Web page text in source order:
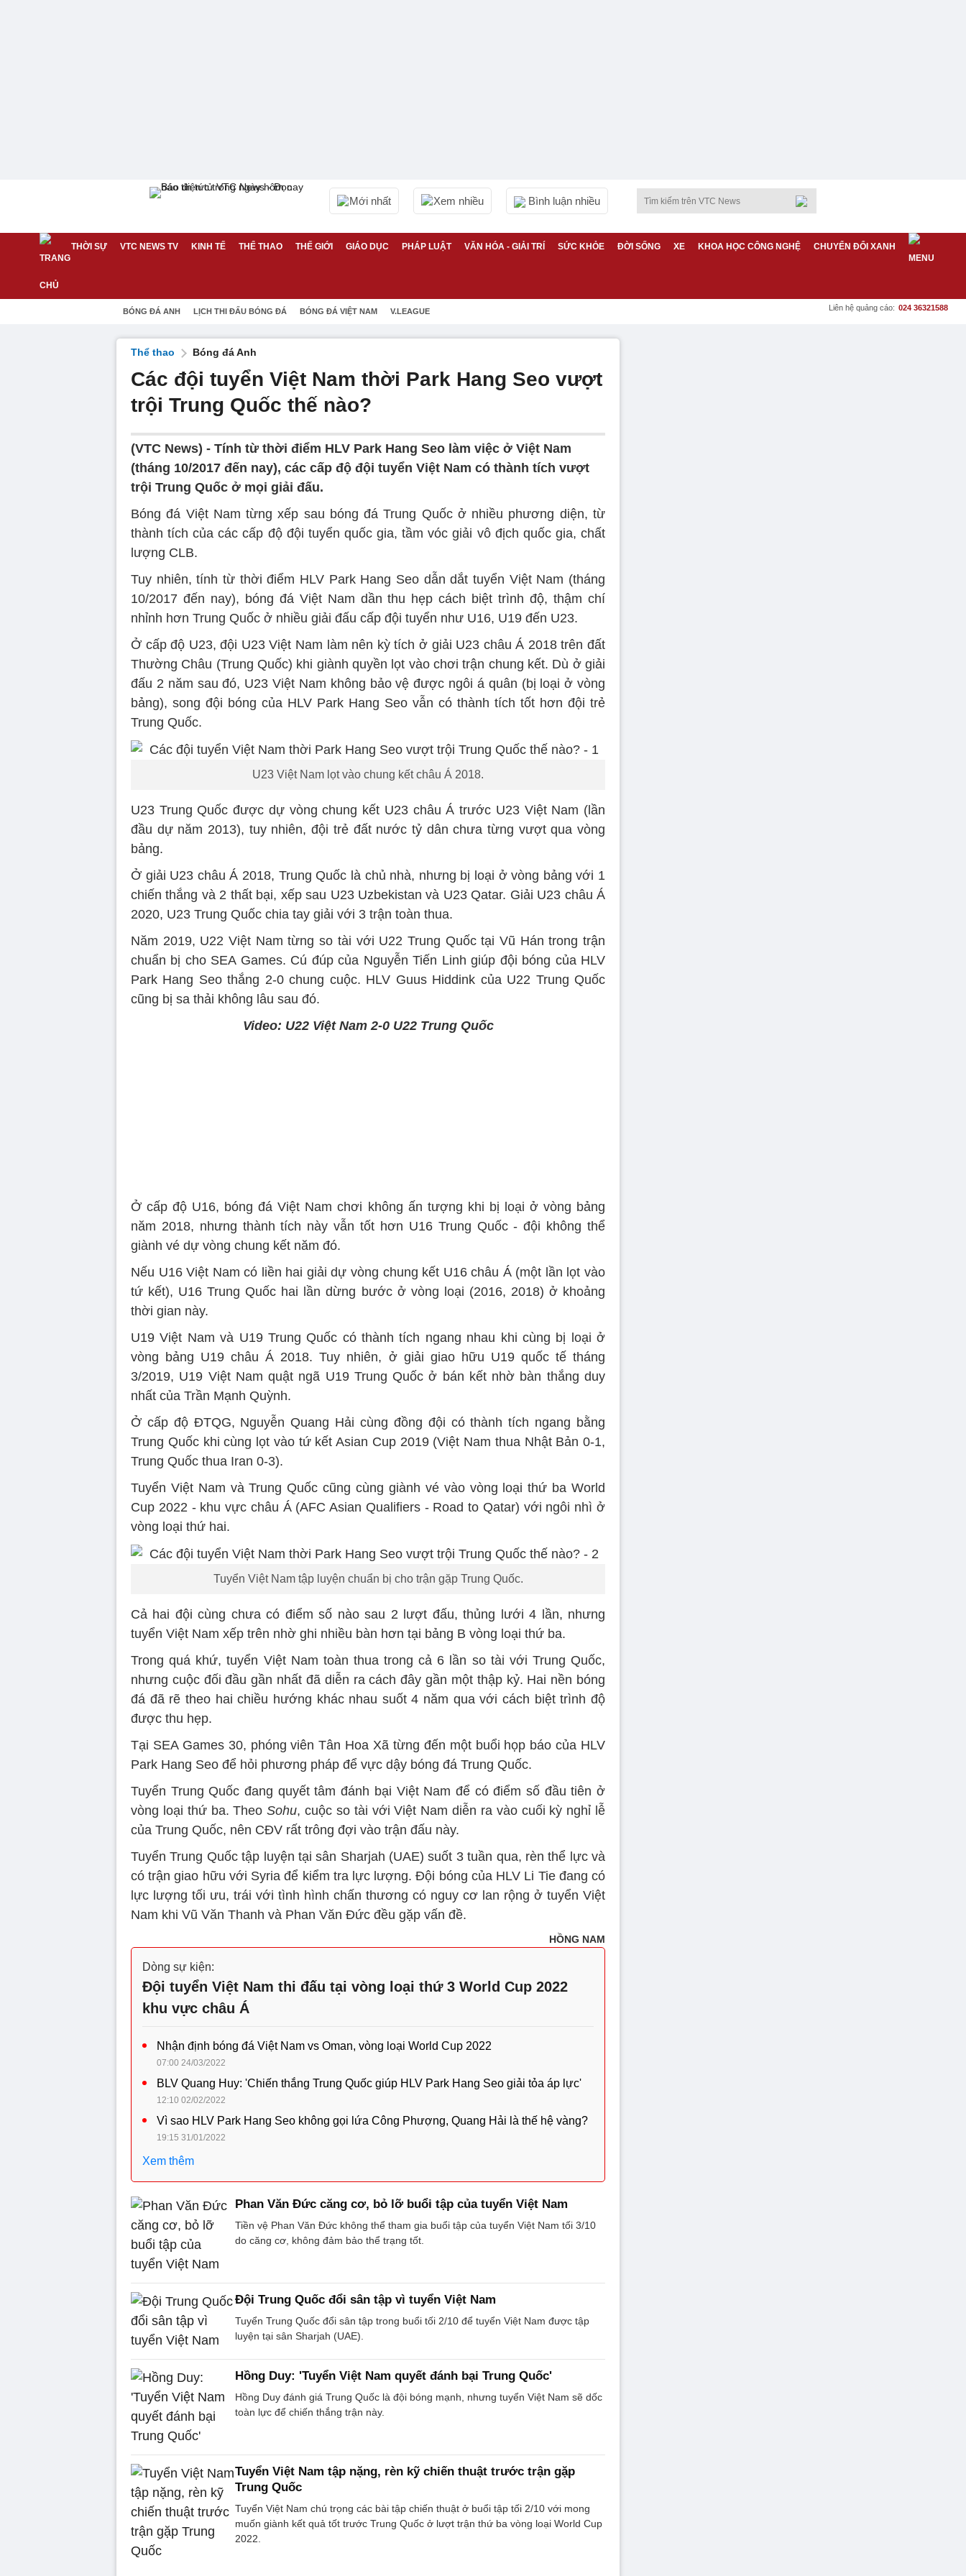
Mới nhất Xem nhiều Bình luận nhiều
THỜI SỰ VTC NEWS TV KINH TẾ THỂ THAO THẾ GIỚI GIÁO DỤC PHÁP LUẬT VĂN HÓA - GIẢI TRÍ SỨC KHỎE ĐỜI SỐNG XE KHOA HỌC CÔNG NGHỆ CHUYỂN ĐỔI XANH
BÓNG ĐÁ ANH LỊCH THI ĐẤU BÓNG ĐÁ BÓNG ĐÁ VIỆT NAM V.LEAGUE Liên hệ quảng cáo: 024 36321588
Thể thao Bóng đá Anh
Các đội tuyển Việt Nam thời Park Hang Seo vượt
trội Trung Quốc thế nào?
(VTC News) - Tính từ thời điểm HLV Park Hang Seo làm việc ở Việt Nam
(tháng 10/2017 đến nay), các cấp độ đội tuyển Việt Nam có thành tích vượt
trội Trung Quốc ở mọi giải đấu.
Bóng đá Việt Nam từng xếp sau bóng đá Trung Quốc ở nhiều phương diện, từ
thành tích của các cấp độ đội tuyển quốc gia, tầm vóc giải vô địch quốc gia, chất
lượng CLB.
Tuy nhiên, tính từ thời điểm HLV Park Hang Seo dẫn dắt tuyển Việt Nam (tháng
10/2017 đến nay), bóng đá Việt Nam dần thu hẹp cách biệt trình độ, thậm chí
nhỉnh hơn Trung Quốc ở nhiều giải đấu cấp đội tuyển như U16, U19 đến U23.
Ở cấp độ U23, đội U23 Việt Nam làm nên kỳ tích ở giải U23 châu Á 2018 trên đất
Thường Châu (Trung Quốc) khi giành quyền lọt vào chơi trận chung kết. Dù ở giải
đấu 2 năm sau đó, U23 Việt Nam không bảo vệ được ngôi á quân (bị loại ở vòng
bảng), song đội bóng của HLV Park Hang Seo vẫn có thành tích tốt hơn đội trẻ
Trung Quốc.
U23 Việt Nam lọt vào chung kết châu Á 2018.
U23 Trung Quốc được dự vòng chung kết U23 châu Á trước U23 Việt Nam (lần
đầu dự năm 2013), tuy nhiên, đội trẻ đất nước tỷ dân chưa từng vượt qua vòng
bảng.
Ở giải U23 châu Á 2018, Trung Quốc là chủ nhà, nhưng bị loại ở vòng bảng với 1
chiến thắng và 2 thất bại, xếp sau U23 Uzbekistan và U23 Qatar. Giải U23 châu Á
2020, U23 Trung Quốc chia tay giải với 3 trận toàn thua.
Năm 2019, U22 Việt Nam từng so tài với U22 Trung Quốc tại Vũ Hán trong trận
chuẩn bị cho SEA Games. Cú đúp của Nguyễn Tiến Linh giúp đội bóng của HLV
Park Hang Seo thắng 2-0 chung cuộc. HLV Guus Hiddink của U22 Trung Quốc
cũng bị sa thải không lâu sau đó.
Video: U22 Việt Nam 2-0 U22 Trung Quốc
Ở cấp độ U16, bóng đá Việt Nam chơi không ấn tượng khi bị loại ở vòng bảng
năm 2018, nhưng thành tích này vẫn tốt hơn U16 Trung Quốc - đội không thể
giành vé dự vòng chung kết năm đó.
Nếu U16 Việt Nam có liền hai giải dự vòng chung kết U16 châu Á (một lần lọt vào
tứ kết), U16 Trung Quốc hai lần dừng bước ở vòng loại (2016, 2018) ở khoảng
thời gian này.
U19 Việt Nam và U19 Trung Quốc có thành tích ngang nhau khi cùng bị loại ở
vòng bảng U19 châu Á 2018. Tuy nhiên, ở giải giao hữu U19 quốc tế tháng
3/2019, U19 Việt Nam quật ngã U19 Trung Quốc ở bán kết nhờ bàn thắng duy
nhất của Trần Mạnh Quỳnh.
Ở cấp độ ĐTQG, Nguyễn Quang Hải cùng đồng đội có thành tích ngang bằng
Trung Quốc khi cùng lọt vào tứ kết Asian Cup 2019 (Việt Nam thua Nhật Bản 0-1,
Trung Quốc thua Iran 0-3).
Tuyển Việt Nam và Trung Quốc cũng cùng giành vé vào vòng loại thứ ba World
Cup 2022 - khu vực châu Á (AFC Asian Qualifiers - Road to Qatar) với ngôi nhì ở
vòng loại thứ hai.
Tuyển Việt Nam tập luyện chuẩn bị cho trận gặp Trung Quốc.
Cả hai đội cùng chưa có điểm số nào sau 2 lượt đấu, thủng lưới 4 lần, nhưng
tuyển Việt Nam xếp trên nhờ ghi nhiều bàn hơn tại bảng B vòng loại thứ ba.
Trong quá khứ, tuyển Việt Nam toàn thua trong cả 6 lần so tài với Trung Quốc,
nhưng cuộc đối đầu gần nhất đã diễn ra cách đây gần một thập kỷ. Hai nền bóng
đá đã rẽ theo hai chiều hướng khác nhau suốt 4 năm qua với cách biệt trình độ
được thu hẹp.
Tại SEA Games 30, phóng viên Tân Hoa Xã từng đến một buổi họp báo của HLV
Park Hang Seo để hỏi phương pháp để vực dậy bóng đá Trung Quốc.
Tuyển Trung Quốc đang quyết tâm đánh bại Việt Nam để có điểm số đầu tiên ở
vòng loại thứ ba. TheoSohu, cuộc so tài với Việt Nam diễn ra vào cuối kỳ nghỉ lễ
của Trung Quốc, nên CĐV rất trông đợi vào trận đấu này.
Tuyển Trung Quốc tập luyện tại sân Sharjah (UAE) suốt 3 tuần qua, rèn thể lực và
có trận giao hữu với Syria để kiểm tra lực lượng. Đội bóng của HLV Li Tie đang có
lực lượng tối ưu, trái với tình hình chấn thương có nguy cơ lan rộng ở tuyển Việt
Nam khi Vũ Văn Thanh và Phan Văn Đức đều gặp vấn đề.
HỒNG NAM
Dòng sự kiện:
Đội tuyển Việt Nam thi đấu tại vòng loại thứ 3 World Cup 2022
khu vực châu Á
Nhận định bóng đá Việt Nam vs Oman, vòng loại World Cup 2022
07:00 24/03/2022
BLV Quang Huy: 'Chiến thắng Trung Quốc giúp HLV Park Hang Seo giải tỏa áp lực'
12:10 02/02/2022
Vì sao HLV Park Hang Seo không gọi lứa Công Phượng, Quang Hải là thế hệ vàng?
19:15 31/01/2022
Xem thêm
Phan Văn Đức căng cơ, bỏ lỡ buổi tập của tuyển Việt Nam
Tiền vệ Phan Văn Đức không thể tham gia buổi tập của tuyển Việt Nam tối 3/10
do căng cơ, không đảm bảo thể trạng tốt.
Đội Trung Quốc đổi sân tập vì tuyển Việt Nam
Tuyển Trung Quốc đổi sân tập trong buổi tối 2/10 để tuyển Việt Nam được tập
luyện tại sân Sharjah (UAE).
Hồng Duy: 'Tuyển Việt Nam quyết đánh bại Trung Quốc'
Hồng Duy đánh giá Trung Quốc là đội bóng mạnh, nhưng tuyển Việt Nam sẽ dốc
toàn lực để chiến thắng trận này.
Tuyển Việt Nam tập nặng, rèn kỹ chiến thuật trước trận gặp
Trung Quốc
Tuyển Việt Nam chú trọng các bài tập chiến thuật ở buổi tập tối 2/10 với mong
muốn giành kết quả tốt trước Trung Quốc ở lượt trận thứ ba vòng loại World Cup
2022.